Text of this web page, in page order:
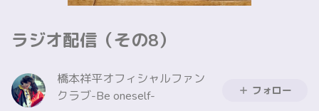
ラジオ配信（その8）
橋本祥平オフィシャルファン
クラブ-Be oneself-
フォロー